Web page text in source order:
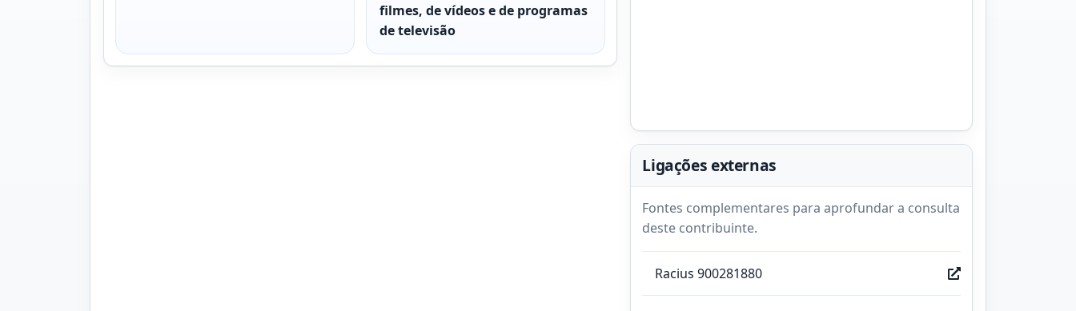
filmes, de vídeos e de programas
de televisão
Ligações externas
Fontes complementares para aprofundar a consulta
deste contribuinte.
Racius 900281880